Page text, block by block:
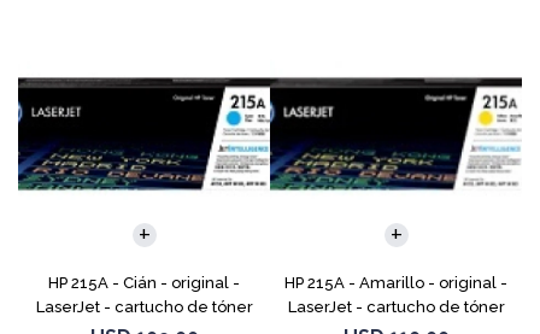
HP 215A - Cián - original -
LaserJet - cartucho de tóner
HP 215A - Amarillo - original -
LaserJet - cartucho de tóner